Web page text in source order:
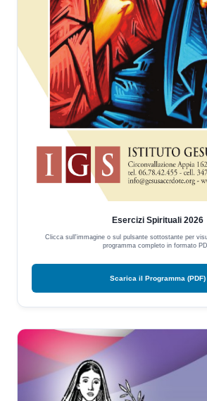
Esercizi Spirituali 2026
Clicca sull'immagine o sul pulsante sottostante per
programma completo in formato
Scarica il Programma (PDF)